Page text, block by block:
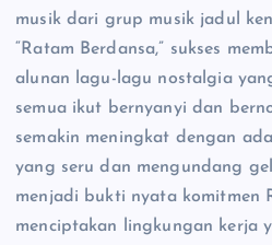
musik dari grup musik jadul
“Ratam Berdansa,” sukses
alunan lagu-lagu nostalgia
semua ikut bernyanyi dan
semakin meningkat dengan
yang seru dan mengundang
menjadi bukti nyata komitmen
menciptakan lingkungan kerja